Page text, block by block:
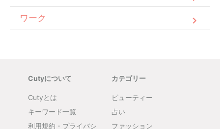
ワーク
Cutyについて
Cutyとは
キーワード一覧
利用規約・プライバシ
カテゴリー
ビューティー
占い
ファッション